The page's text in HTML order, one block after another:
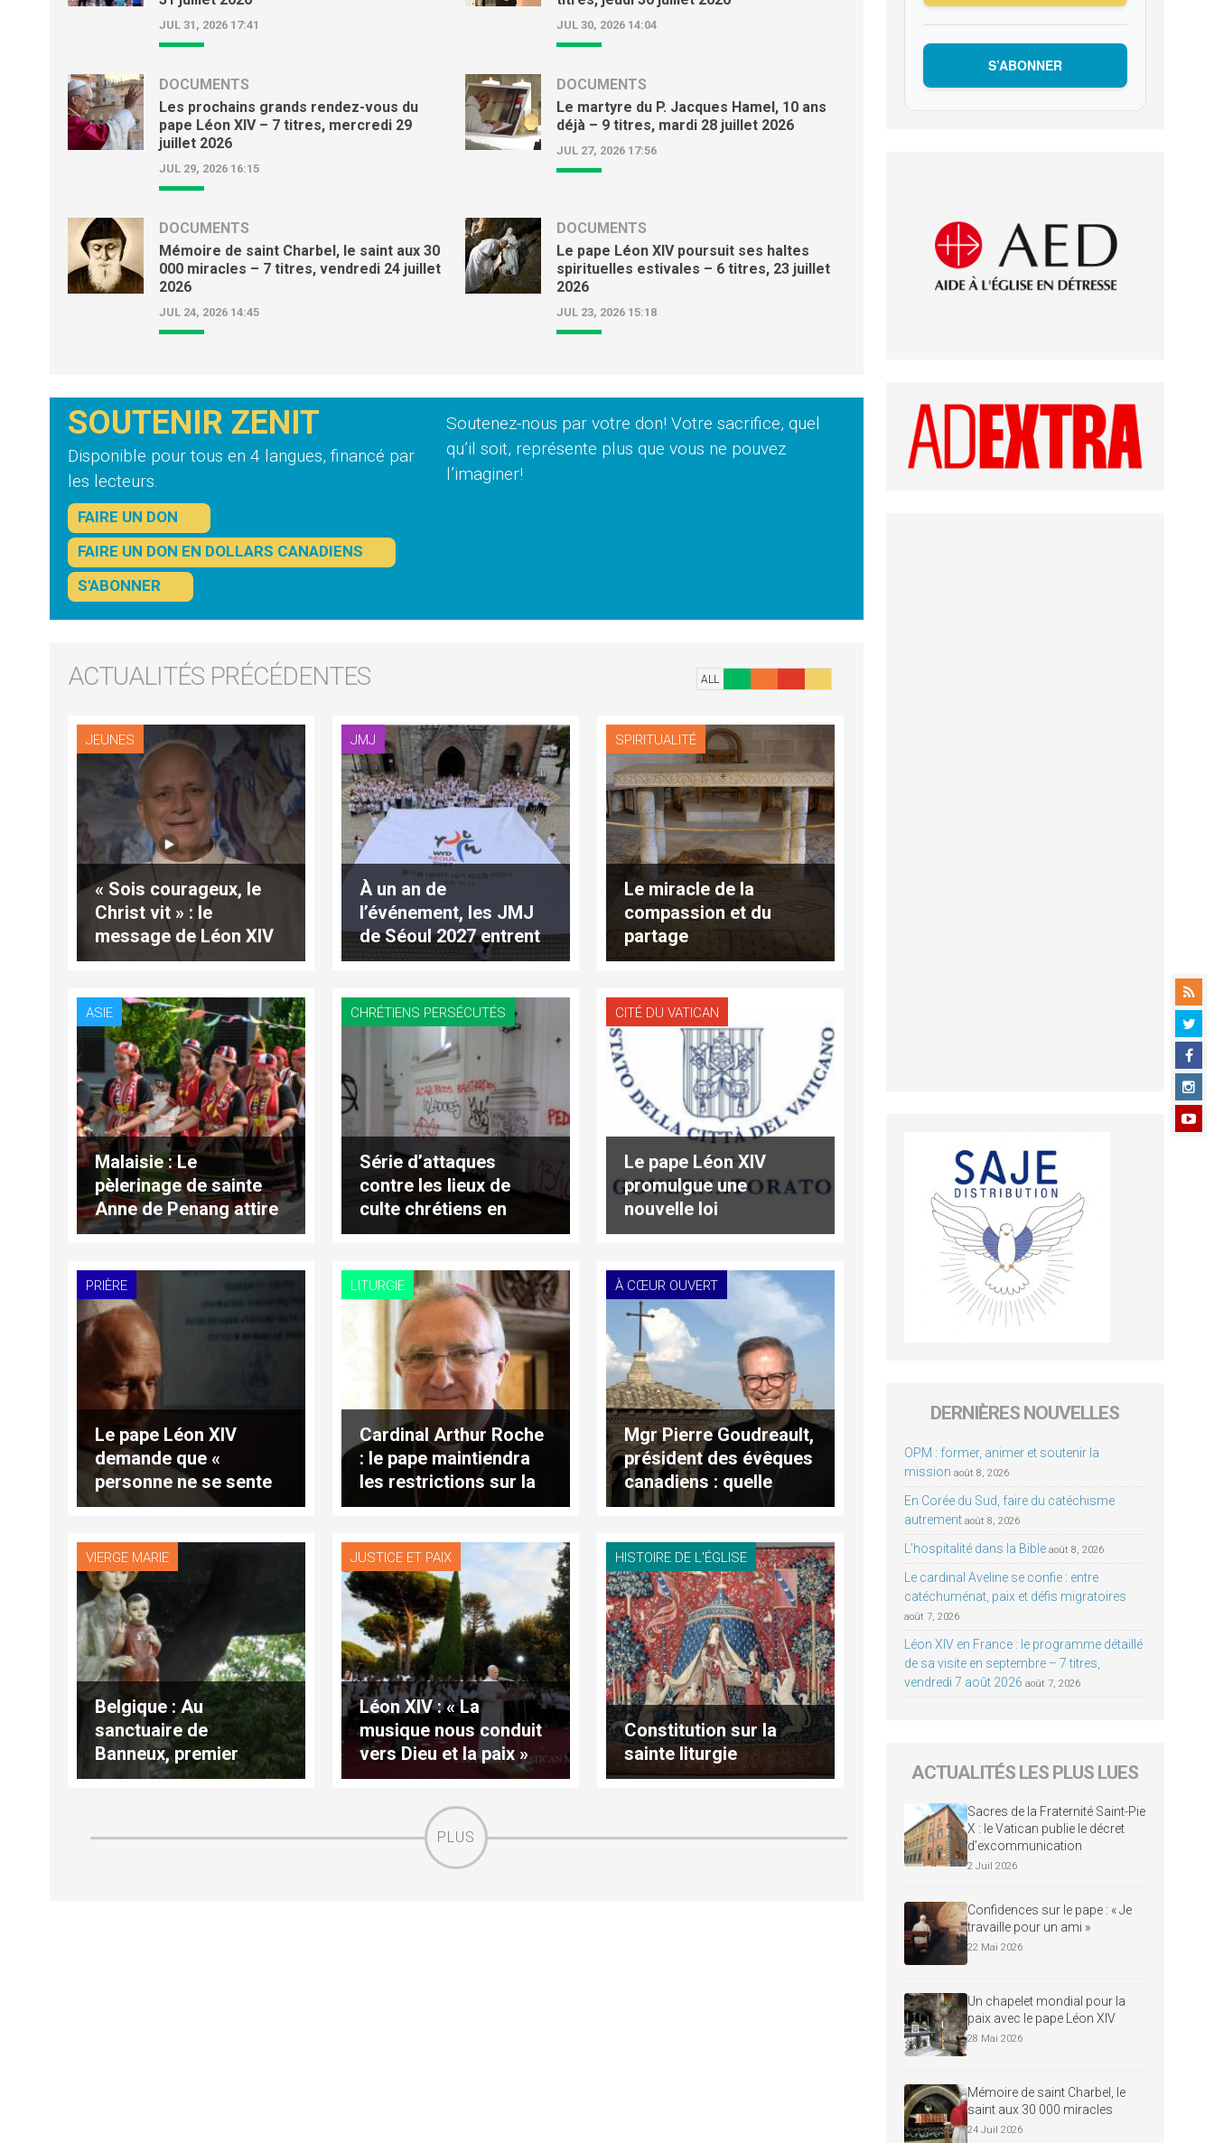
JUL 31, 2026 17:41 JUL 30, 2026 14:04
DOCUMENTS
Les prochains grands rendez-vous du
pape Léon XIV – 7 titres, mercredi 29
juillet 2026
JUL 29, 2026 16:15
DOCUMENTS
Le martyre du P. Jacques Hamel, 10 ans
déjà – 9 titres, mardi 28 juillet 2026
JUL 27, 2026 17:56
DOCUMENTS
Mémoire de saint Charbel, le saint aux 30
000 miracles – 7 titres, vendredi 24 juillet
2026
JUL 24, 2026 14:45
DOCUMENTS
Le pape Léon XIV poursuit ses haltes
spirituelles estivales – 6 titres, 23 juillet
2026
JUL 23, 2026 15:18
SOUTENIR ZENIT
Disponible pour tous en 4 langues, financé par
les lecteurs.
FAIRE UN DON
FAIRE UN DON EN DOLLARS CANADIENS
S'ABONNER
Soutenez-nous par votre don! Votre sacrifice, quel
qu’il soit, représente plus que vous ne pouvez
l’imaginer!
ACTUALITÉS PRÉCÉDENTES ALL
JEUNES
« Sois courageux, le
Christ vit » : le
message de Léon XIV
aux jeunes du Pérou
JMJ
À un an de
l’événement, les JMJ
de Séoul 2027 entrent
dans une nouvelle
préparation
SPIRITUALITÉ
Le miracle de la
compassion et du
partage
ASIE
Malaisie : Le
pèlerinage de sainte
Anne de Penang attire
des milliers de fidèles
CHRÉTIENS PERSÉCUTÉS
Série d’attaques
contre les lieux de
culte chrétiens en
Occident
CITÉ DU VATICAN
Le pape Léon XIV
promulgue une
nouvelle loi
fondamentale pour
PRIÈRE
Le pape Léon XIV
demande que «
personne ne se sente
invisible »
LITURGIE
Cardinal Arthur Roche
: le pape maintiendra
les restrictions sur la
messe traditionnelle
À CŒUR OUVERT
Mgr Pierre Goudreault,
président des évêques
canadiens : quelle
vision pour l’Église au
VIERGE MARIE
Belgique : Au
sanctuaire de
Banneux, premier
festival marial
JUSTICE ET PAIX
Léon XIV : « La
musique nous conduit
vers Dieu et la paix »
HISTOIRE DE L'ÉGLISE
Constitution sur la
sainte liturgie
PLUS
S’ABONNER
DERNIÈRES NOUVELLES
OPM : former, animer et soutenir la
mission août 8, 2026
En Corée du Sud, faire du catéchisme
autrement août 8, 2026
L’hospitalité dans la Bible août 8, 2026
Le cardinal Aveline se confie : entre
catéchuménat, paix et défis migratoires
août 7, 2026
Léon XIV en France : le programme détaillé
de sa visite en septembre – 7 titres,
vendredi 7 août 2026 août 7, 2026
ACTUALITÉS LES PLUS LUES
Sacres de la Fraternité Saint-Pie
X : le Vatican publie le décret
d’excommunication
2 Juil 2026
Confidences sur le pape : « Je
travaille pour un ami »
22 Mai 2026
Un chapelet mondial pour la
paix avec le pape Léon XIV
28 Mai 2026
Mémoire de saint Charbel, le
saint aux 30 000 miracles
24 Juil 2026